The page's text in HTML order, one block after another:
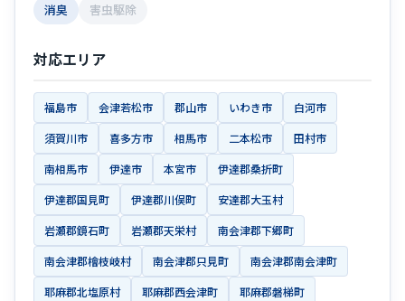
消臭
害虫駆除
対応エリア
福島市 会津若松市 郡山市 いわき市
白河市
須賀川市
喜多方市 相馬市 二本松市
田村市
南相馬市
伊達市 本宮市
伊達郡桑折町
伊達郡国見町
伊達郡川俣町
安達郡大玉村
岩瀬郡鏡石町
岩瀬郡天栄村
南会津郡下郷町
南会津郡檜枝岐村
南会津郡只見町
南会津郡南会津町
耶麻郡北塩原村
耶麻郡西会津町
耶麻郡磐梯町